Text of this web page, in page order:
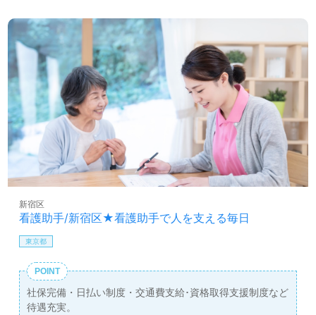
看護助手/新宿区★看護助手で人を支える毎日
新宿区
東京都
POINT
社保完備・日払い制度・交通費支給･資格取得支援制度など
待遇充実。